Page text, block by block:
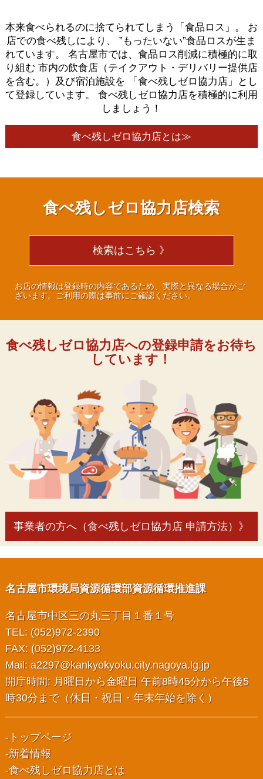
本来食べられるのに捨てられてしまう「食品ロス」。 お
店での食べ残しにより、
”もったいない”食品ロスが生ま
れています。 名古屋市では、食品ロス削減に積極的に取
り組む 市内の飲食店（テイクアウト・デリバリー提供店
を含む。）及び宿泊施設を 「食べ残しゼロ協力店」とし
て登録しています。
食べ残しゼロ協力店を積極的に利用
しましょう！
食べ残しゼロ協力店とは≫
食べ残しゼロ協力店検索
検索はこちら 》
お店の情報は登録時の内容であるため、実際と異なる場合がご
ざいます。ご利用の際は事前にご確認ください。
食べ残しゼロ協力店への登録申請をお待ち
しています！
事業者の方へ（食べ残しゼロ協力店 申請方法）》
名古屋市環境局資源循環部資源循環推進課
名古屋市中区三の丸三丁目１番１号
TEL: (052)972-2390
FAX: (052)972-4133
Mail: a2297@kankyokyoku.city.nagoya.lg.jp
開庁時間: 月曜日から金曜日 午前8時45分から午後5
時30分まで（休日・祝日・年末年始を除く）
トップページ
新着情報
食べ残しゼロ協力店とは